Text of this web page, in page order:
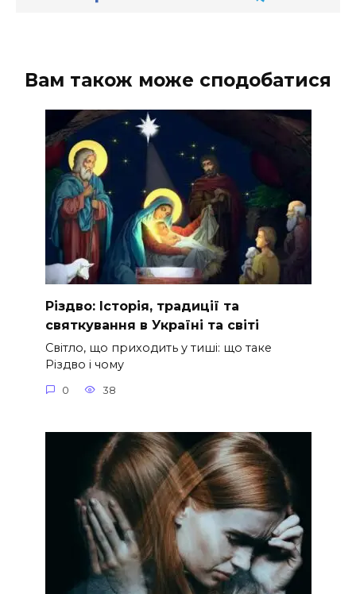
Вам також може сподобатися
Різдво: Історія, традиції та
святкування в Україні та світі
Світло, що приходить у тиші: що таке
Різдво і чому
0 38